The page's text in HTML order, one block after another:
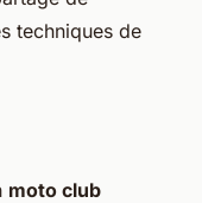
techniques de
moto club